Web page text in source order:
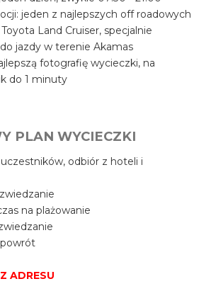
jeden z najlepszych off roadowych
Land Cruiser, specjalnie
jazdy w terenie Akamas
fotografię wycieczki, na
do 1 minuty
PLAN WYCIECZKI
odbiór z hoteli i
na plażowanie
ADRESU